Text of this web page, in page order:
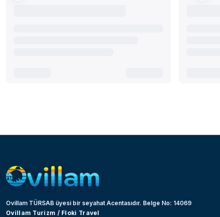
Ovillam TÜRSAB üyesi bir seyahat Acentasıdır. Belge No: 14069
Ovillam Turizm / Floki Travel